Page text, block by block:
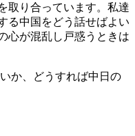
取り合っています。私達
る中国をどう話せばよい
心が混乱し戸惑うときは
か、どうすれば中日の